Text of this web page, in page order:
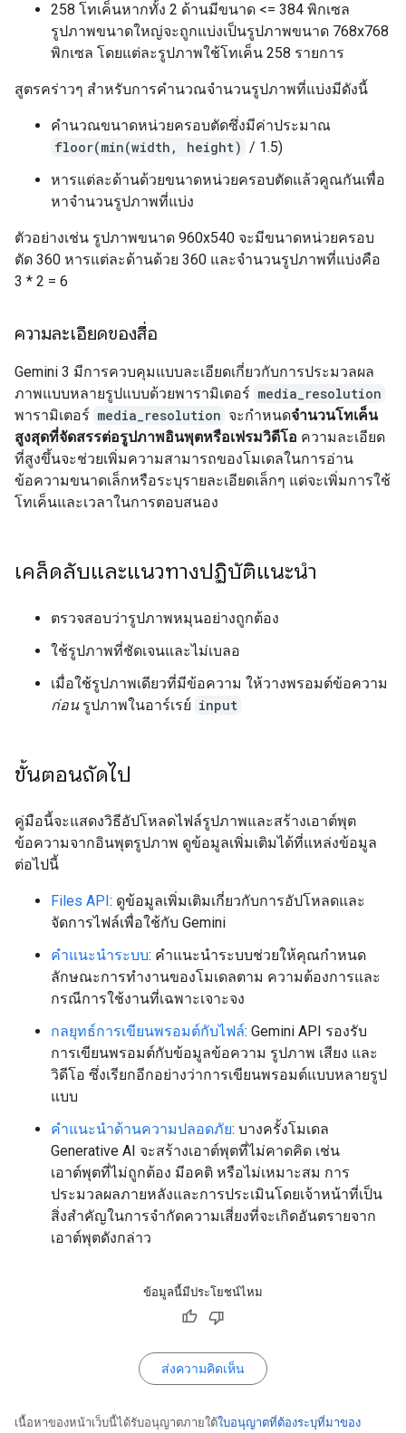
258 โทเค็นหากทั้ง 2 ด้านมีขนาด <= 384 พิกเซล
รูปภาพขนาดใหญ่จะถูกแบ่งเป็นรูปภาพขนาด 768x768
พิกเซล โดยแต่ละรูปภาพใช้โทเค็น 258 รายการ
สูตรคร่าวๆ สำหรับการคำนวณจำนวนรูปภาพที่แบ่งมีดังนี้
คำนวณขนาดหน่วยครอบตัดซึ่งมีค่าประมาณ
floor(min(width, height) / 1.5)
หารแต่ละด้านด้วยขนาดหน่วยครอบตัดแล้วคูณกันเพื่อ
หาจำนวนรูปภาพที่แบ่ง
ตัวอย่างเช่น รูปภาพขนาด 960x540 จะมีขนาดหน่วยครอบ
ตัด 360 หารแต่ละด้านด้วย 360 และจำนวนรูปภาพที่แบ่งคือ
3 * 2 = 6
ความละเอียดของสื่อ
Gemini 3 มีการควบคุมแบบละเอียดเกี่ยวกับการประมวลผล
ภาพแบบหลายรูปแบบด้วยพารามิเตอร์ media_resolution
พารามิเตอร์ media_resolution จะกำหนดจำนวนโทเค็น
สูงสุดที่จัดสรรต่อรูปภาพอินพุตหรือเฟรมวิดีโอ ความละเอียด
ที่สูงขึ้นจะช่วยเพิ่มความสามารถของโมเดลในการอ่าน
ข้อความขนาดเล็กหรือระบุรายละเอียดเล็กๆ แต่จะเพิ่มการใช้
โทเค็นและเวลาในการตอบสนอง
เคล็ดลับและแนวทางปฏิบัติแนะนำ
ตรวจสอบว่ารูปภาพหมุนอย่างถูกต้อง
ใช้รูปภาพที่ชัดเจนและไม่เบลอ
เมื่อใช้รูปภาพเดียวที่มีข้อความ ให้วางพรอมต์ข้อความ
ก่อน รูปภาพในอาร์เรย์ input
ขั้นตอนถัดไป
คู่มือนี้จะแสดงวิธีอัปโหลดไฟล์รูปภาพและสร้างเอาต์พุต
ข้อความจากอินพุตรูปภาพ ดูข้อมูลเพิ่มเติมได้ที่แหล่งข้อมูล
ต่อไปนี้
Files API: ดูข้อมูลเพิ่มเติมเกี่ยวกับการอัปโหลดและ
จัดการไฟล์เพื่อใช้กับ Gemini
คำแนะนำระบบ: คำแนะนำระบบช่วยให้คุณกำหนด
ลักษณะการทำงานของโมเดลตาม ความต้องการและ
กรณีการใช้งานที่เฉพาะเจาะจง
กลยุทธ์การเขียนพรอมต์กับไฟล์: Gemini API รองรับ
การเขียนพรอมต์กับข้อมูลข้อความ รูปภาพ เสียง และ
วิดีโอ ซึ่งเรียกอีกอย่างว่าการเขียนพรอมต์แบบหลายรูป
แบบ
คำแนะนำด้านความปลอดภัย: บางครั้งโมเดล
Generative AI จะสร้างเอาต์พุตที่ไม่คาดคิด เช่น
เอาต์พุตที่ไม่ถูกต้อง มีอคติ หรือไม่เหมาะสม การ
ประมวลผลภายหลังและการประเมินโดยเจ้าหน้าที่เป็น
สิ่งสำคัญในการจำกัดความเสี่ยงที่จะเกิดอันตรายจาก
เอาต์พุตดังกล่าว
ข้อมูลนี้มีประโยชน์ไหม
ส่งความคิดเห็น
เนื้อหาของหน้าเว็บนี้ได้รับอนุญาตภายใต้ใบอนุญาตที่ต้องระบุที่มาของ